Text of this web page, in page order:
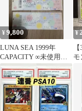
¥9,800
LUNA SEA 1999年
CAPACITY ∞未使用チ
ケット 2枚連番ルナシ
ー
¥
モ